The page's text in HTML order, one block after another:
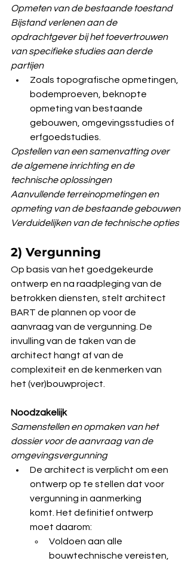
Opmeten van de bestaande toestand
Bijstand verlenen aan de
opdrachtgever bij het toevertrouwen
van specifieke studies aan derde
partijen
Zoals topografische opmetingen,
bodemproeven, beknopte
opmeting van bestaande
gebouwen, omgevingsstudies of
erfgoedstudies.
Opstellen van een samenvatting over
de algemene inrichting en de
technische oplossingen
Aanvullende terreinopmetingen en
opmeting van de bestaande gebouwen
Verduidelijken van de technische opties
2) Vergunning
Op basis van het goedgekeurde
ontwerp en na raadpleging van de
betrokken diensten, stelt architect
BART de plannen op voor de
aanvraag van de vergunning. De
invulling van de taken van de
architect hangt af van de
complexiteit en de kenmerken van
het (ver)bouwproject.
Noodzakelijk
Samenstellen en opmaken van het
dossier voor de aanvraag van de
omgevingsvergunning
De architect is verplicht om een
ontwerp op te stellen dat voor
vergunning in aanmerking
komt. Het definitief ontwerp
moet daarom:
Voldoen aan alle
bouwtechnische vereisten,